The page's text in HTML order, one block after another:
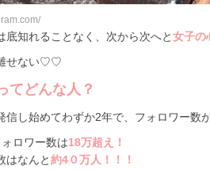
底知れることなく、次から次へと女子の
せない♡♡
てどんな人？
信し始めてわずか2年で、フォロワー数
ロワー数は18万超え！
はなんと約4０万人！！！